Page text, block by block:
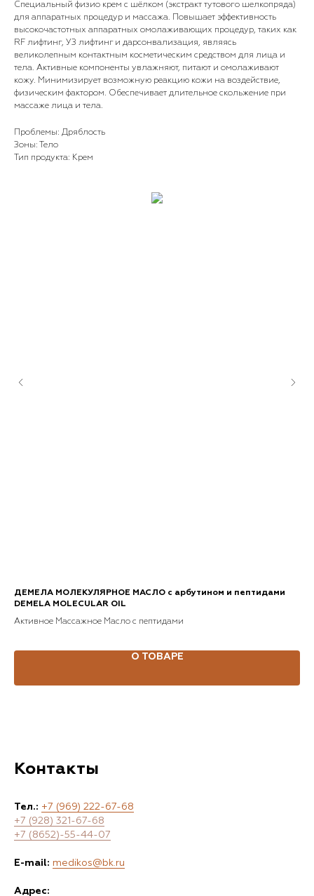
Специальный физио крем с шёлком (экстракт тутового шелкопряда)
для аппаратных процедур и массажа. Повышает эффективность
высокочастотных аппаратных омолаживающих процедур, таких как
RF лифтинг, УЗ лифтинг и дарсонвализация, являясь
великолепным контактным косметическим средством для лица и
тела. Активные компоненты увлажняют, питают и омолаживают
кожу. Минимизирует возможную реакцию кожи на воздействие,
физическим фактором. Обеспечивает длительное скольжение при
массаже лица и тела.
Проблемы: Дряблость
Зоны: Тело
Тип продукта: Крем
ДЕМЕЛА МОЛЕКУЛЯРНОЕ МАСЛО с арбутином и пептидами
DEMELA MOLECULAR OIL
Активное Массажное Масло с пептидами
О ТОВАРЕ
Контакты
Тел.: +7 (969) 222-67-68
+7 (928) 321-67-68
+7 (8652)-55-44-07
E-mail: medikos@bk.ru
Адрес: